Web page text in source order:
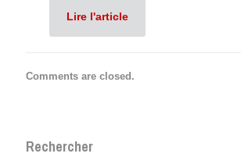
Lire l'article
Comments are closed.
Rechercher